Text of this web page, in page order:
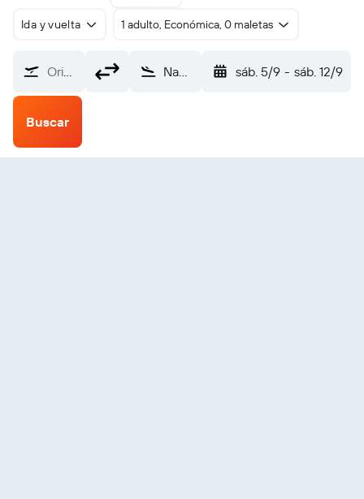
Ida y vuelta 1 adulto, Económica, 0 maletas
Origen Nagua Samaná El Catey (AZS) sáb. 5/9 - sáb. 12/9
Buscar